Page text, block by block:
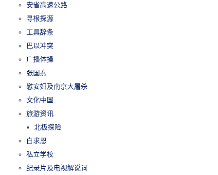
安省高速公路
寻根探源
工具辞条
巴以冲突
广播体操
张国焘
慰安妇及南京大屠杀
文化中国
旅游资讯
北极探险
白求恩
私立学校
纪录片及电视解说词